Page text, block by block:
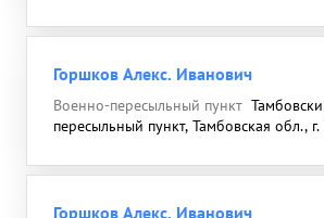
Горшков Алекс. Иванович
Военно-пересыльный пункт
пересыльный пункт, Тамбовская обл.,
Горшков Алекс. Иванович